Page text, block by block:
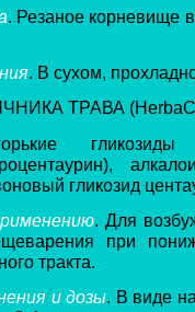
. Резаное корневище
. В сухом,
ТРАВА
гликозиды
гликозид
. Для
при
тракта.
и дозы. В виде